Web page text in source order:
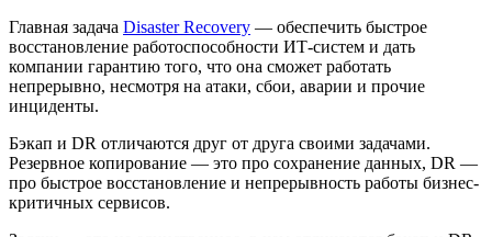
Главная задача Disaster Recovery — обеспечить быстрое
восстановление работоспособности ИТ-систем и дать
компании гарантию того, что она сможет работать
непрерывно, несмотря на атаки, сбои, аварии и прочие
инциденты.
Бэкап и DR отличаются друг от друга своими задачами.
Резервное копирование — это про сохранение данных, DR —
про быстрое восстановление и непрерывность работы бизнес-
критичных сервисов.